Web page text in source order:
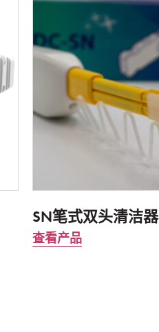
SN笔式双头清洁器
查看产品